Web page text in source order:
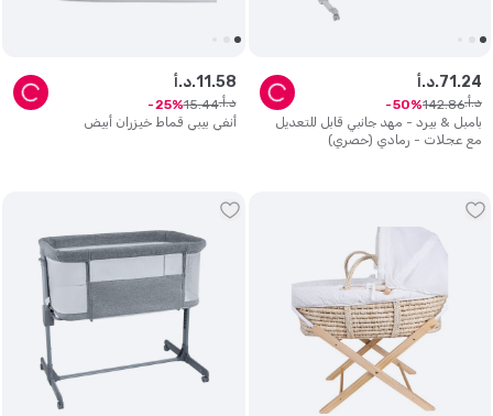
بامبل & بيرد - مهد جانبي قابل للتعديل
مع عجلات - رمادي (حصري)
د.أ.71 .24
د.أ. 142.86
50
أنفي بيبي قماط خيزران أبيض
د.أ.11 .58
د.أ. 15.44
25